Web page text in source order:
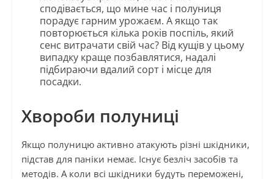
сподівається, що мине час і полуниця
порадує гарним урожаєм. А якщо так
повторюється кілька років поспіль, який
сенс витрачати свій час? Від кущів у цьому
випадку краще позбавлятися, надалі
підбираючи вдалий сорт і місце для
посадки.
Хвороби полуниці
Якщо полуницю активно атакують різні шкідники,
підстав для паніки немає. Існує безліч засобів та
методів. А коли всі шкідники будуть переможені,